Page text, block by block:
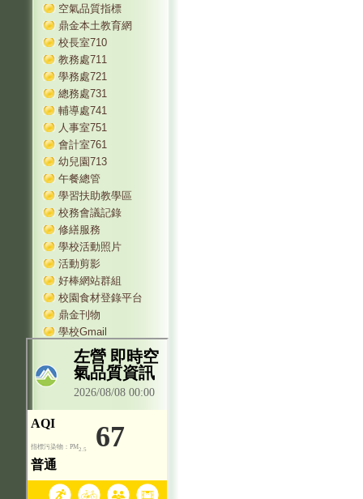
空氣品質指標
鼎金本土教育網
校長室710
教務處711
學務處721
總務處731
輔導處741
人事室751
會計室761
幼兒園713
午餐總管
學習扶助教學區
校務會議記錄
修繕服務
學校活動照片
活動剪影
好棒網站群組
校園食材登錄平台
鼎金刊物
學校Gmail